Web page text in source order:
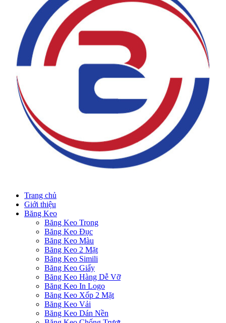
Trang chủ
Giới thiệu
Băng Keo
Băng Keo Trong
Băng Keo Đục
Băng Keo Màu
Băng Keo 2 Mặt
Băng Keo Simili
Băng Keo Giấy
Băng Keo Hàng Dễ Vỡ
Băng Keo In Logo
Băng Keo Xốp 2 Mặt
Băng Keo Vải
Băng Keo Dán Nền